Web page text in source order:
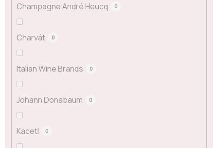
Champagne André Heucq 0
Charvát 0
Italian Wine Brands 0
Johann Donabaum 0
Kacetl 0